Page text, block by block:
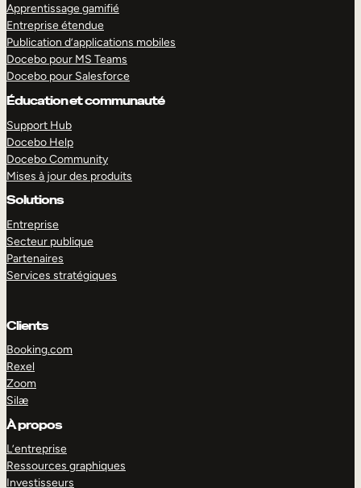
Apprentissage gamifié
Entreprise étendue
Publication d’applications mobiles
Docebo pour MS Teams
Docebo pour Salesforce
Éducation et communauté
Support Hub
Docebo Help
Docebo Community
Mises à jour des produits
Solutions
Entreprise
Secteur publique
Partenaires
Services stratégiques
Clients
Booking.com
Rexel
Zoom
Silæ
À propos
L’entreprise
Ressources graphiques
Investisseurs